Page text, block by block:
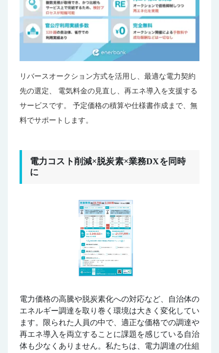
リバースオークション方式を活用し、最適な電力契約
先の選定、 電気料金の見直し、再エネ導入を支援する
サービスです。 予定価格の積算や仕様書作成まで、無
料でサポートします。
電力コスト削減×脱炭素×業務DXを同時
に
電力価格の高騰や脱炭素化への対応など、自治体の
エネルギー調達を取り巻く環境は大きく変化してい
ます。限られた人員の中で、適正な価格での調達や
再エネ導入を両立することに課題を感じている自治
体も少なくありません。私たちは、電力調達の仕組